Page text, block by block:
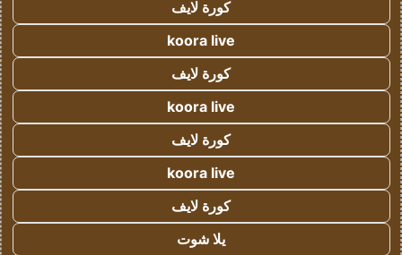
كورة لايف
koora live
كورة لايف
koora live
كورة لايف
koora live
كورة لايف
يلا شوت